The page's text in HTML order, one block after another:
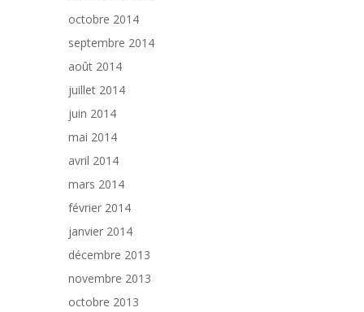
octobre 2014
septembre 2014
août 2014
juillet 2014
juin 2014
mai 2014
avril 2014
mars 2014
février 2014
janvier 2014
décembre 2013
novembre 2013
octobre 2013